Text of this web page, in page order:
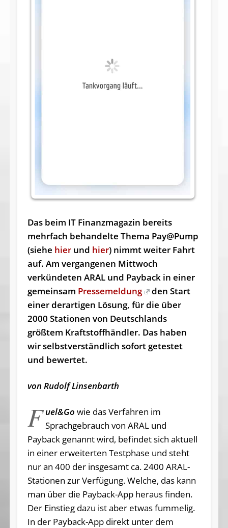
Das beim IT Finanzmagazin bereits
mehrfach behandelte Thema Pay@Pump
(siehe hierund hier) nimmt weiter Fahrt
auf. Am vergangenen Mittwoch
verkündeten ARAL und Payback in einer
gemeinsam Pressemeldung
den Start
einer derartigen Lösung, für die über
2000 Stationen von Deutschlands
größtem Kraftstoffhändler. Das haben
wir selbstverständlich sofort getestet
und bewertet.
von Rudolf Linsenbarth
F uel&Go wie das Verfahren im
Sprachgebrauch von ARAL und
Payback genannt wird, befindet sich aktuell
in einer erweiterten Testphase und steht
nur an 400 der insgesamt ca. 2400 ARAL-
Stationen zur Verfügung. Welche, das kann
man über die Payback-App heraus finden.
Der Einstieg dazu ist aber etwas fummelig.
In der Payback-App direkt unter dem